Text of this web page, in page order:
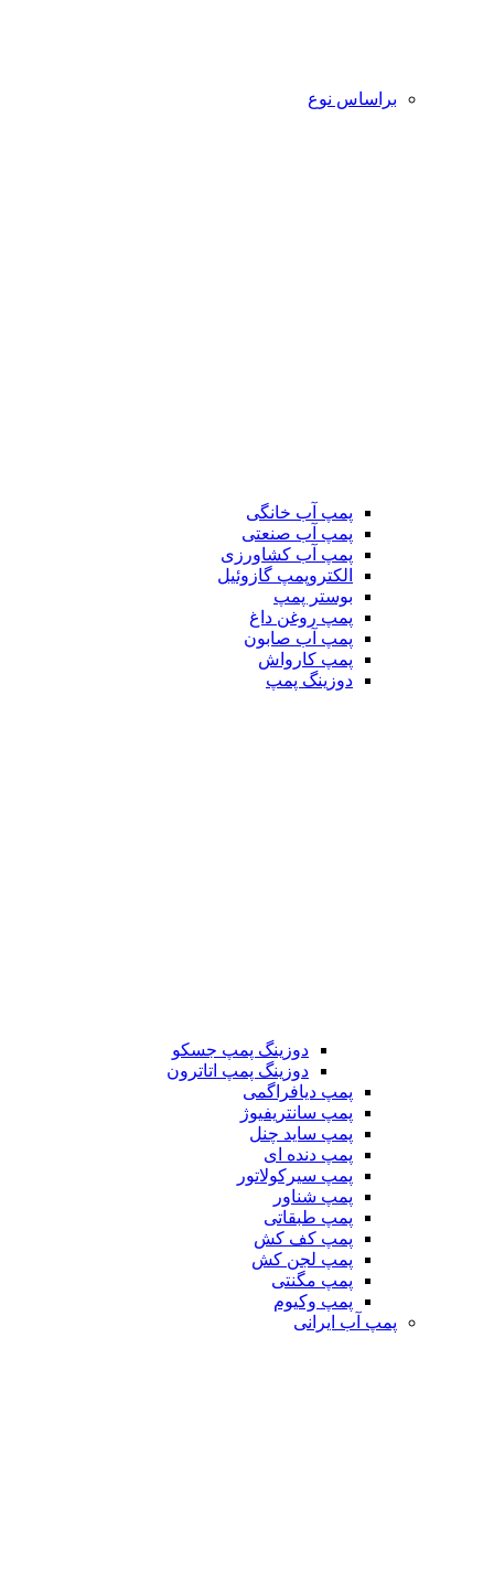
براساس نوع
پمپ آب خانگی
پمپ آب صنعتی
پمپ آب کشاورزی
الکتروپمپ گازوئیل
بوستر پمپ
پمپ روغن داغ
پمپ آب صابون
پمپ کارواش
دوزینگ پمپ
دوزینگ پمپ جسکو
دوزینگ پمپ اتاترون
پمپ دیافراگمی
پمپ سانتریفیوژ
پمپ ساید چنل
پمپ دنده ای
پمپ سیرکولاتور
پمپ شناور
پمپ طبقاتی
پمپ کف کش
پمپ لجن کش
پمپ مگنتی
پمپ وکیوم
پمپ آب ایرانی